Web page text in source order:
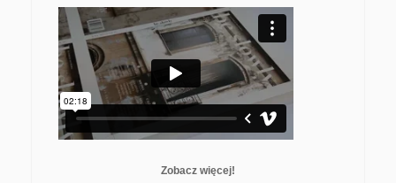
Zobacz więcej!